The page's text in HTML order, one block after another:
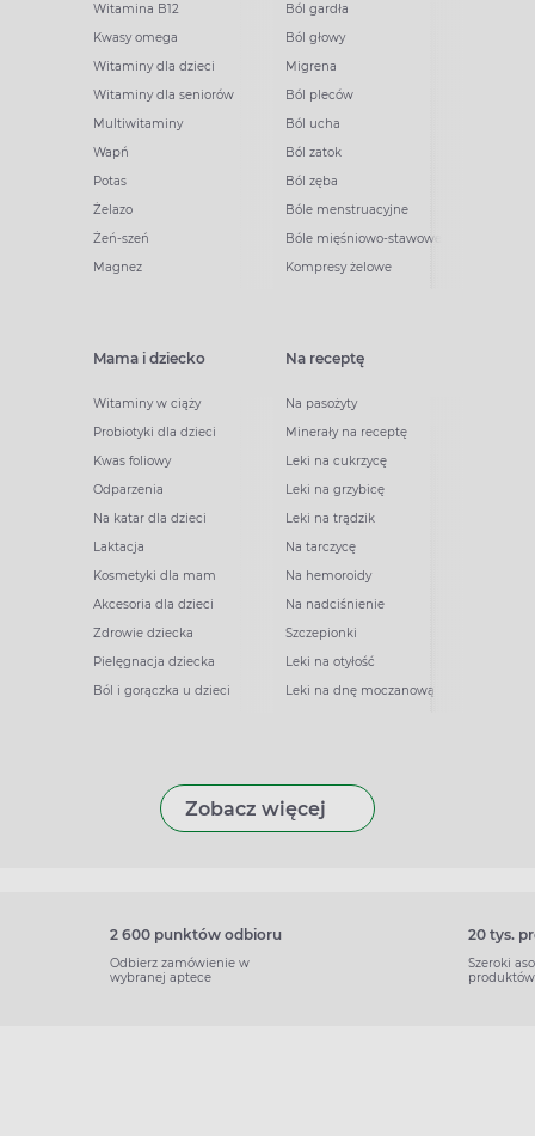
Witamina B12
Kwasy omega
Witaminy dla dzieci
Witaminy dla seniorów
Multiwitaminy
Wapń
Potas
Żelazo
Żeń-szeń
Magnez
Ból gardła
Ból głowy
Migrena
Ból pleców
Ból ucha
Ból zatok
Ból zęba
Bóle menstruacyjne
Bóle mięśniowo-stawowe
Kompresy żelowe
Mama i dziecko
Witaminy w ciąży
Probiotyki dla dzieci
Kwas foliowy
Odparzenia
Na katar dla dzieci
Laktacja
Kosmetyki dla mam
Akcesoria dla dzieci
Zdrowie dziecka
Pielęgnacja dziecka
Ból i gorączka u dzieci
Na receptę
Na pasożyty
Minerały na receptę
Leki na cukrzycę
Leki na grzybicę
Leki na trądzik
Na tarczycę
Na hemoroidy
Na nadciśnienie
Szczepionki
Leki na otyłość
Leki na dnę moczanową
Zobacz więcej
2 600 punktów odbioru
Odbierz zamówienie w
wybranej aptece
20 tys.
Szeroki
produktów